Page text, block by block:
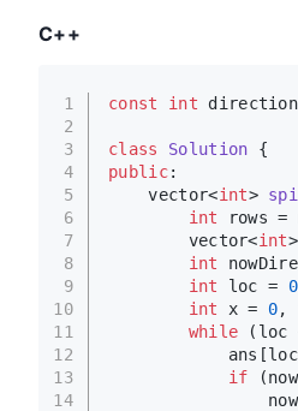
C++
1
2
3
4
5
6
7
8
9
10
11
12
13
14
const int
class Solution {
public:
vector<int>
int rows =
vector<int>
int
int loc = 0
int x = 0,
while (loc
if